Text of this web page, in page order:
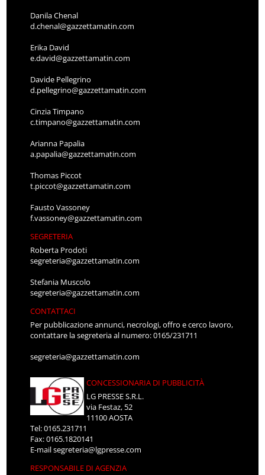
Danila Chenal
d.chenal@gazzettamatin.com
Erika David
e.david@gazzettamatin.com
Davide Pellegrino
d.pellegrino@gazzettamatin.com
Cinzia Timpano
c.timpano@gazzettamatin.com
Arianna Papalia
a.papalia@gazzettamatin.com
Thomas Piccot
t.piccot@gazzettamatin.com
Fausto Vassoney
f.vassoney@gazzettamatin.com
SEGRETERIA
Roberta Prodoti
segreteria@gazzettamatin.com
Stefania Muscolo
segreteria@gazzettamatin.com
CONTATTACI
Per pubblicazione annunci, necrologi, offro e cerco lavoro,
contattare la segreteria al numero: 0165/231711
segreteria@gazzettamatin.com
CONCESSIONARIA DI PUBBLICITÀ
LG PRESSE S.R.L.
via Festaz, 52
11100 AOSTA
Tel: 0165.231711
Fax: 0165.1820141
E-mailsegreteria@lgpresse.com
RESPONSABILE DI AGENZIA